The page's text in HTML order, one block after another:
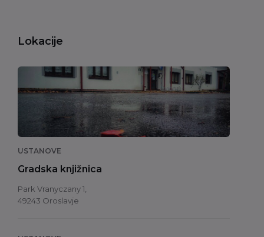
Lokacije
USTANOVE
Gradska knjižnica
Park Vranyczany 1,
49243 Oroslavje